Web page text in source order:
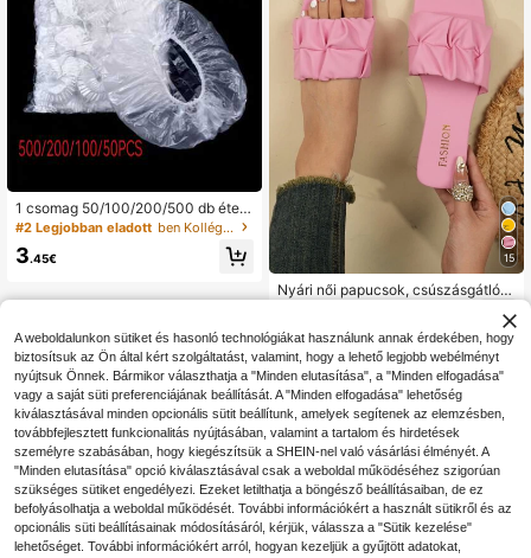
1 csomag 50/100/200/500 db ételf
ólia és zuhanysapka készlet, újraha
sznosítható PE ragasztó fóliaburkol
ó élelmiszerkonténerhez, átlátszó
#2 Legjobban eladott ben Kollégiumi elrendezés Konyhai Tárolás & Szerve
3.45€ 15
Nyári női papucsok, csúszásgátló,
badtéri strandszandálok, divatos né
gyszögletes csúszószandálok
A weboldalunkon sütiket és hasonló technológiákat használunk annak érdekében, hogy
biztosítsuk az Ön által kért szolgáltatást, valamint, hogy a lehető legjobb webélményt
nyújtsuk Önnek. Bármikor választhatja a "Minden elutasítása", a "Minden elfogadása"
vagy a saját süti preferenciájának beállítását. A "Minden elfogadása" lehetőség
kiválasztásával minden opcionális sütit beállítunk, amelyek segítenek az elemzésben,
továbbfejlesztett funkcionalitás nyújtásában, valamint a tartalom és hirdetések
személyre szabásában, hogy kiegészítsük a SHEIN-nel való vásárlási élményét. A
"Minden elutasítása" opció kiválasztásával csak a weboldal működéséhez szigorúan
szükséges sütiket engedélyezi. Ezeket letilthatja a böngésző beállításaiban, de ez
befolyásolhatja a weboldal működését. További információkért a használt sütikről és az
opcionális süti beállításainak módosításáról, kérjük, válassza a "Sütik kezelése"
lehetőséget. További információkért arról, hogyan kezeljük a gyűjtött adatokat,